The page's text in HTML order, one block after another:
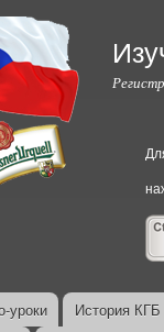
уроки История